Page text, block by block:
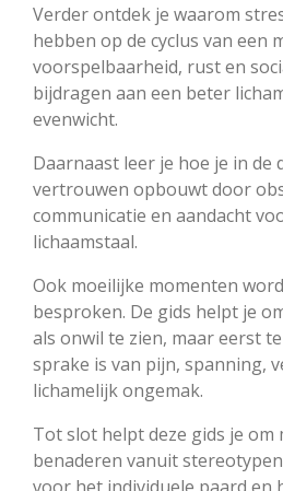
Verder ontdek je waarom
hebben op de cyclus van een
voorspelbaarheid, rust en
bijdragen aan een beter
evenwicht.
Daarnaast leer je hoe je in de
vertrouwen opbouwt door
communicatie en aandacht
lichaamstaal.
Ook moeilijke momenten
besproken. De gids helpt je
als onwil te zien, maar eerst
sprake is van pijn, spanning,
lichamelijk ongemak.
Tot slot helpt deze gids je
benaderen vanuit
voor het individuele paard en